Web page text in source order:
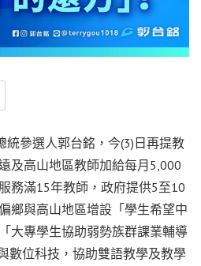
統參選人郭台銘，今(3)日再提教
及高山地區教師加給每月5,000
務滿15年教師，政府提供5至10
鄉與高山地區增設「學生希望中
大專學生協助弱勢族群課業輔導
數位科技，協助雙語教學及教學